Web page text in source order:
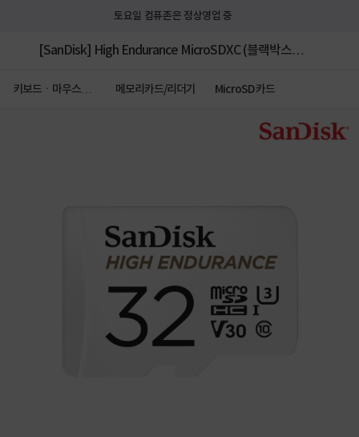
토요일 컴퓨존은 정상영업 중
[SanDisk] High Endurance MicroSDXC (블랙박스
키보드ㆍ마우스ㆍ
메모리카드/리더기 MicroSD 카드